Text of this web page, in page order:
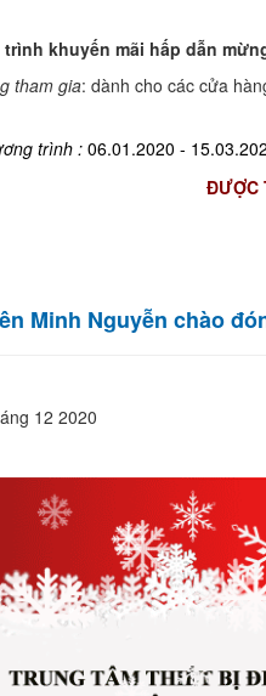
khuyến mãi hấp dẫn
tham gia: dành cho các cửa
trình :06.01.2020 -
ĐƯỢC
Minh Nguyễn chào
12 2020